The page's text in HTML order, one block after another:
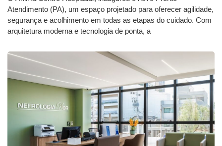
Atendimento (PA), um espaço projetado para oferecer agilidade,
segurança e acolhimento em todas as etapas do cuidado. Com
arquitetura moderna e tecnologia de ponta, a